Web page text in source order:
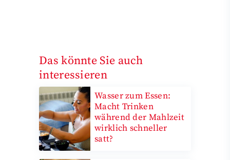
Das könnte Sie auch
interessieren
Wasser zum Essen:
Macht Trinken
während der Mahlzeit
wirklich schneller
satt?